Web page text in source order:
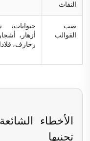
النفاث
صب
القوالب
حيوانات،
أزهار،
زخارف،
الأخطاء
تجنبها